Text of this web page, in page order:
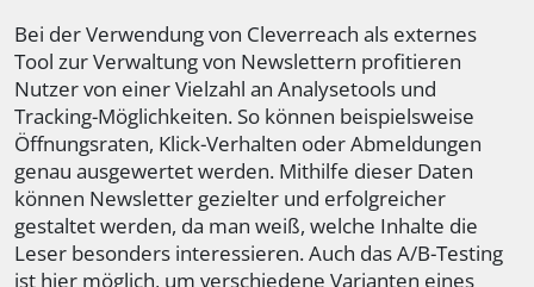
Bei der Verwendung von Cleverreach als externes
Tool zur Verwaltung von Newslettern profitieren
Nutzer von einer Vielzahl an Analysetools und
Tracking-Möglichkeiten. So können beispielsweise
Öffnungsraten, Klick-Verhalten oder Abmeldungen
genau ausgewertet werden. Mithilfe dieser Daten
können Newsletter gezielter und erfolgreicher
gestaltet werden, da man weiß, welche Inhalte die
Leser besonders interessieren. Auch das A/B-Testing
ist hier möglich, um verschiedene Varianten eines